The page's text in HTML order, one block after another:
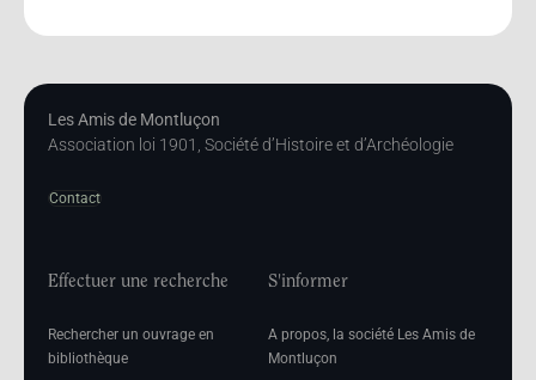
Les Amis de Montluçon
Association loi 1901, Société d’Histoire et d’Archéologie
Contact
Effectuer une recherche
Rechercher un ouvrage en
bibliothèque
S'informer
A propos, la société Les Amis de
Montluçon